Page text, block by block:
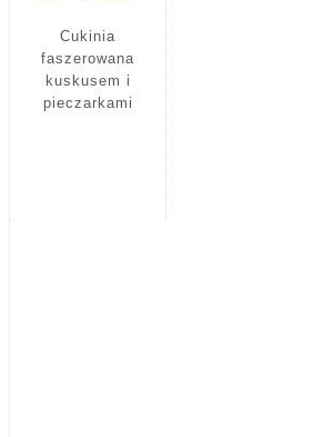
Cukinia
faszerowana
kuskusem i
pieczarkami